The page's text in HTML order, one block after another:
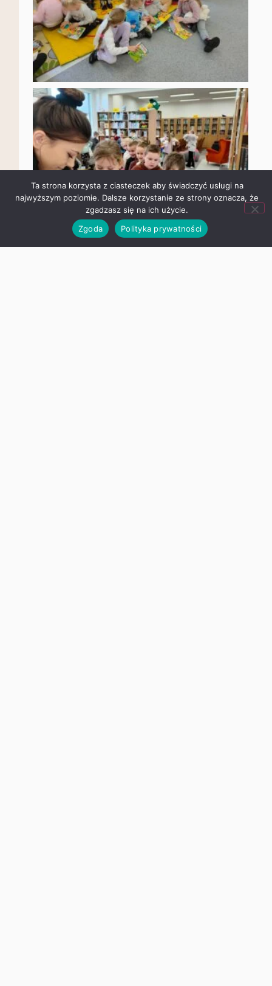
Ta strona korzysta z ciasteczek aby świadczyć usługi na
najwyższym poziomie. Dalsze korzystanie ze strony oznacza,
że zgadzasz się na ich użycie.
Zgoda
Polityka prywatności